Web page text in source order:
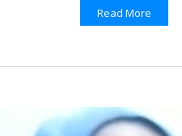
Read More